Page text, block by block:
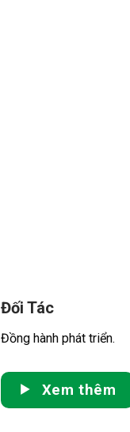
Đối Tác
Đồng hành phát triển.
Xem thêm